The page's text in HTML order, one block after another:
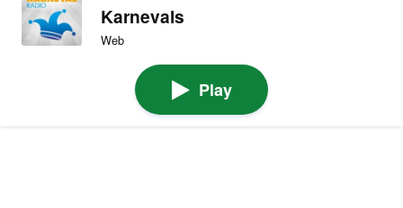
Karnevals
Web
Play